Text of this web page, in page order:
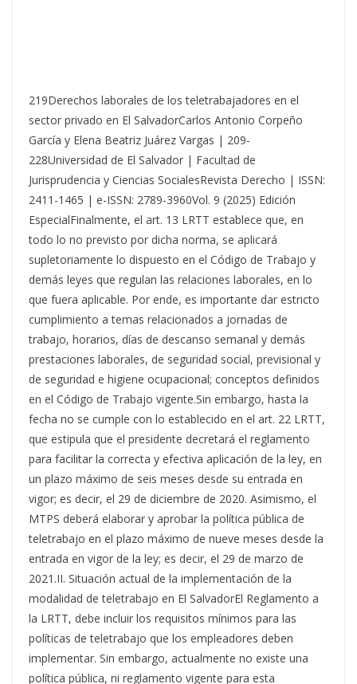
219Derechos laborales de los teletrabajadores en el
sector privado en El SalvadorCarlos Antonio Corpeño
García y Elena Beatriz Juárez Vargas | 209-
228Universidad de El Salvador | Facultad de
Jurisprudencia y Ciencias SocialesRevista Derecho | ISSN:
2411-1465 | e-ISSN: 2789-3960Vol. 9 (2025) Edición
EspecialFinalmente, el art. 13 LRTT establece que, en
todo lo no previsto por dicha norma, se aplicará
supletoriamente lo dispuesto en el Código de Trabajo y
demás leyes que regulan las relaciones laborales, en lo
que fuera aplicable. Por ende, es importante dar estricto
cumplimiento a temas relacionados a jornadas de
trabajo, horarios, días de descanso semanal y demás
prestaciones laborales, de seguridad social, previsional y
de seguridad e higiene ocupacional; conceptos definidos
en el Código de Trabajo vigente.Sin embargo, hasta la
fecha no se cumple con lo establecido en el art. 22 LRTT,
que estipula que el presidente decretará el reglamento
para facilitar la correcta y efectiva aplicación de la ley, en
un plazo máximo de seis meses desde su entrada en
vigor; es decir, el 29 de diciembre de 2020. Asimismo, el
MTPS deberá elaborar y aprobar la política pública de
teletrabajo en el plazo máximo de nueve meses desde la
entrada en vigor de la ley; es decir, el 29 de marzo de
2021.II. Situación actual de la implementación de la
modalidad de teletrabajo en El SalvadorEl Reglamento a
la LRTT, debe incluir los requisitos mínimos para las
políticas de teletrabajo que los empleadores deben
implementar. Sin embargo, actualmente no existe una
política pública, ni reglamento vigente para esta